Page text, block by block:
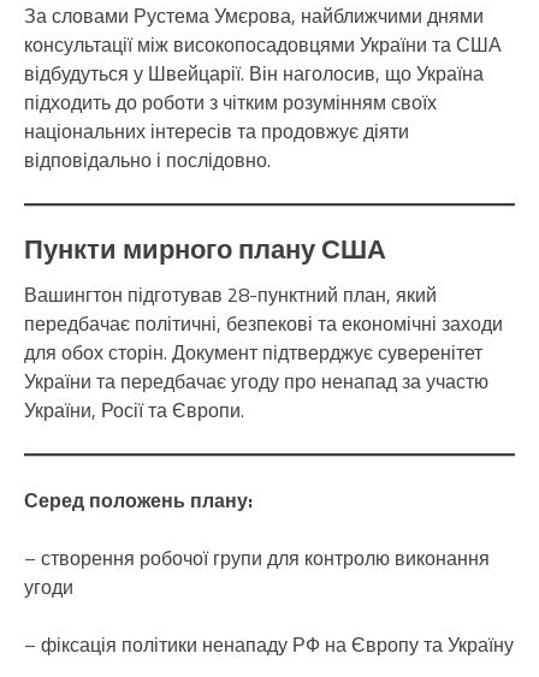
За словами Рустема Умєрова, найближчими днями
консультації між високопосадовцями України та США
відбудуться у Швейцарії. Він наголосив, що Україна
підходить до роботи з чітким розумінням своїх
національних інтересів та продовжує діяти
відповідально і послідовно.
Пункти мирного плану США
Вашингтон підготував 28-пунктний план, який
передбачає політичні, безпекові та економічні заходи
для обох сторін. Документ підтверджує суверенітет
України та передбачає угоду про ненапад за участю
України, Росії та Європи.
Серед положень плану:
– створення робочої групи для контролю виконання
угоди
– фіксація політики ненападу РФ на Європу та Україну